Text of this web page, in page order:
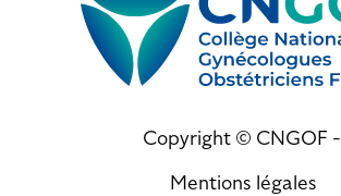
Copyright © CNGOF -
Mentions légales